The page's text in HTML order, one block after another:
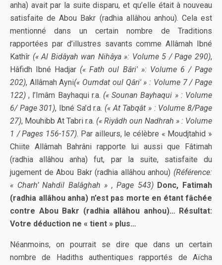
anha) avait par la suite disparu, et qu’elle était à nouveau
satisfaite de Abou Bakr (radhia allâhou anhou). Cela est
mentionné dans un certain nombre de Traditions
rapportées par d’illustres savants comme Allâmah Ibné
Kathîr (« Al Bidâyah wan Nihâya »: Volume 5 / Page 290),
Hâfidh Ibné Hadjar (« Fath oul Bâri' »: Volume 6 / Page
202), Allâmah Ayni(« Oumdat oul Qâri' » : Volume 7 / Page
122) , l’Imâm Bayhaqui r.a. (« Sounan Bayhaqui » : Volume
6/ Page 301), Ibné Sa’d r.a. (« At Tabqât » : Volume 8/Page
27), Mouhibb At Tabri r.a. (« Riyâdh oun Nadhrah » : Volume
1 / Pages 156-157). Par ailleurs, le célèbre « Moudjtahid »
Chiite Allâmah Bahrâni rapporte lui aussi que Fâtimah
(radhia allâhou anha) fut, par la suite, satisfaite du
jugement de Abou Bakr (radhia allâhou anhou) (Référence:
« Charh’ Nahdil Balâghah » , Page 543) Donc, Fatimah
(radhia allâhou anha) n’est pas morte en étant fâchée
contre Abou Bakr (radhia allâhou anhou)… Résultat:
Votre déduction ne « tient » plus…
Néanmoins, on pourrait se dire que dans un certain
nombre de Hadiths authentiques rapportés de Aïcha